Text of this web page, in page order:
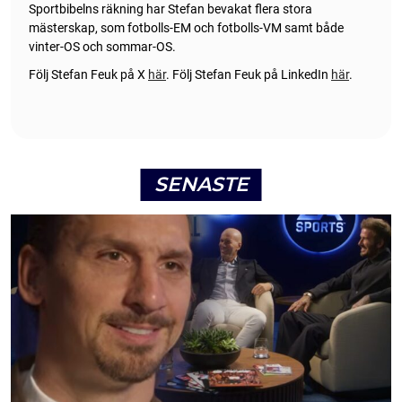
Sportbibelns räkning har Stefan bevakat flera stora
mästerskap, som fotbolls-EM och fotbolls-VM samt både
vinter-OS och sommar-OS.
Följ Stefan Feuk på X här. Följ Stefan Feuk på LinkedIn här.
SENASTE